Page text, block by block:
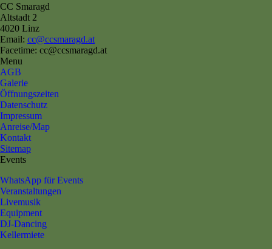
CC Smaragd
Altstadt 2
4020 Linz
Email: cc@ccsmaragd.at
Facetime: cc@ccsmaragd.at
Menu
AGB
Galerie
Öffnungszeiten
Datenschutz
Impressum
Anreise/Map
Kontakt
Sitemap
Events
WhatsApp für Events
Veranstaltungen
Livemusik
Equipment
DJ-Dancing
Kellermiete